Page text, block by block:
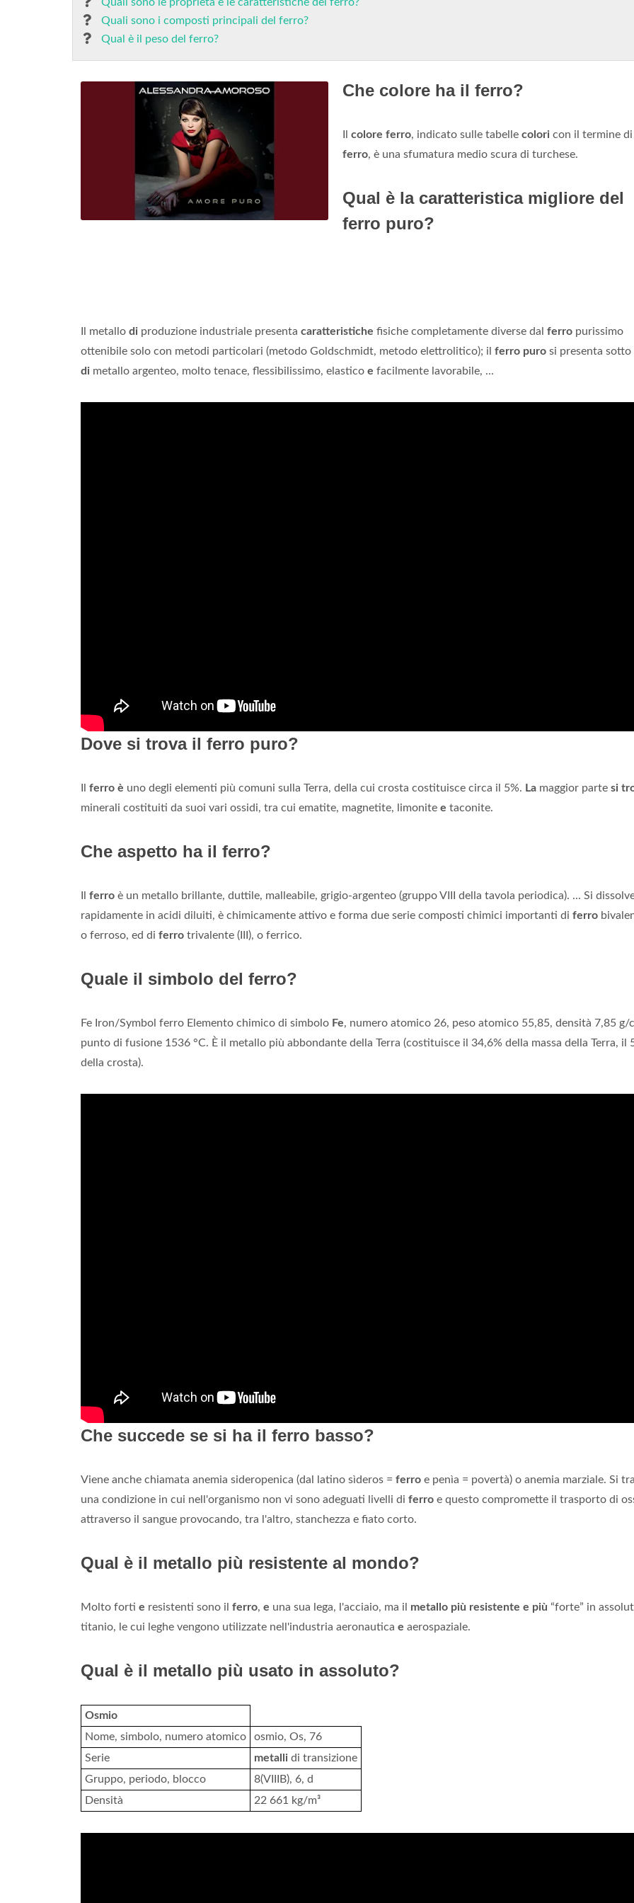
Quali sono i composti principali del ferro?
Qual è il peso del ferro?
Che colore ha il ferro?
colore ferro, indicato sulle tabelle colori con il termine
ferro, è una sfumatura medio scura di turchese.
Qual è la caratteristica migliore del
ferro puro?
Il metallo di produzione industriale presenta caratteristiche fisiche completamente diverse dal ferro purissimo
ottenibile solo con metodi particolari (metodo Goldschmidt, metodo elettrolitico); il ferro puro si presenta sotto
di metallo argenteo, molto tenace, flessibilissimo, elastico e facilmente lavorabile, ...
Dove si trova il ferro puro?
ferro è uno degli elementi più comuni sulla Terra, della cui crosta costituisce circa il 5%. La maggior parte si
minerali costituiti da suoi vari ossidi, tra cui ematite, magnetite, limonite e taconite.
Che aspetto ha il ferro?
ferro è un metallo brillante, duttile, malleabile, grigio-argenteo (gruppo VIII della tavola periodica). ... Si
rapidamente in acidi diluiti, è chimicamente attivo e forma due serie composti chimici importanti di ferro
o ferroso, ed di ferro trivalente (III), o ferrico.
Quale il simbolo del ferro?
Fe Iron/Symbol ferro Elemento chimico di simbolo Fe, numero atomico 26, peso atomico 55,85, densità 7,85 g/
punto di fusione 1536 °C. È il metallo più abbondante della Terra (costituisce il 34,6% della massa della Terra, il
della crosta).
Che succede se si ha il ferro basso?
Viene anche chiamata anemia sideropenica (dal latino sìderos = ferro e penìa = povertà) o anemia marziale. Si
una condizione in cui nell'organismo non vi sono adeguati livelli di ferro e questo compromette il trasporto di
attraverso il sangue provocando, tra l'altro, stanchezza e fiato corto.
Qual è il metallo più resistente al mondo?
Molto forti e resistenti sono il ferro, e una sua lega, l'acciaio, ma il metallo più resistente e più “forte” in
titanio, le cui leghe vengono utilizzate nell'industria aeronautica e aerospaziale.
Qual è il metallo più usato in assoluto?
Osmio
Nome, simbolo, numero atomico
osmio, Os, 76
Serie
metalli di transizione
Gruppo, periodo, blocco
8(VIIIB), 6, d
Densità
22 661 kg/m³